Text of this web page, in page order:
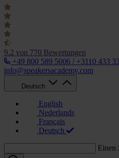
9.2 von 770 Bewertungen
+49 800 589 5006 / +3110 433
info@speakersacademy.com
Deutsch
English
Nederlands
Français
Deutsch
Einen